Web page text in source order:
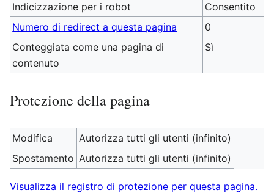
Indicizzazione per i robot
Consentito
Numero di redirect a questa pagina
0
Conteggiata come una pagina di
contenuto
Sì
Protezione della pagina
Modifica
Autorizza tutti gli utenti (infinito)
Spostamento Autorizza tutti gli utenti (infinito)
Visualizza il registro di protezione per questa pagina.